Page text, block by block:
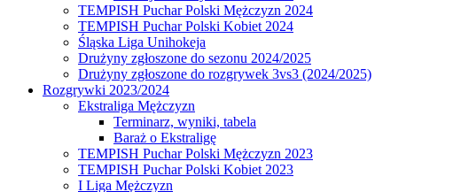
TEMPISH Puchar Polski Mężczyzn 2024
TEMPISH Puchar Polski Kobiet 2024
Śląska Liga Unihokeja
Drużyny zgłoszone do sezonu 2024/2025
Drużyny zgłoszone do rozgrywek 3vs3 (2024/2025)
Rozgrywki 2023/2024
Ekstraliga Mężczyzn
Terminarz, wyniki, tabela
Baraż o Ekstraligę
TEMPISH Puchar Polski Mężczyzn 2023
TEMPISH Puchar Polski Kobiet 2023
I Liga Mężczyzn